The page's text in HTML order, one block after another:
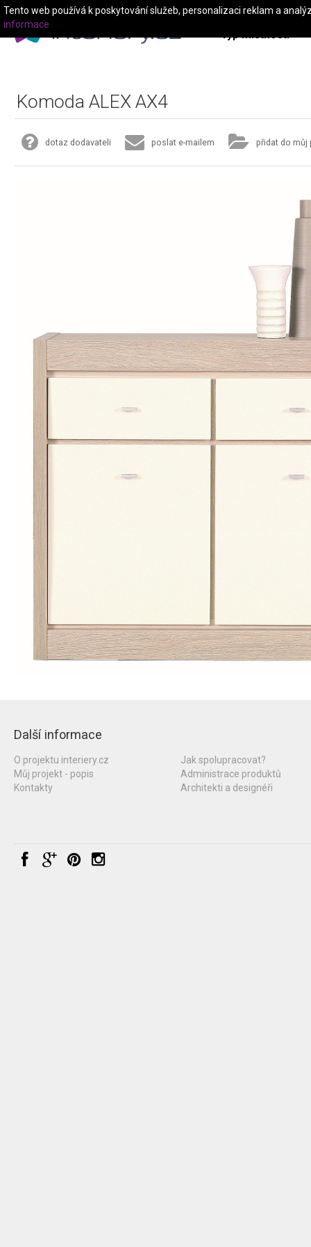
Typ místnosti
Komoda ALEX AX4
dotaz dodavateli poslat e-mailem přidat do můj
Další informace
O projektu interiery.cz
Můj projekt - popis
Kontakty
Jak spolupracovat?
Administrace produktů
Architekti a designéři
Tento web používá k poskytování služeb, personalizaci reklam a
informace